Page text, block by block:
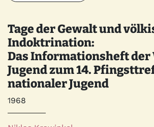
Tage der Gewalt und
Indoktrination:
Das Informationsheft
Jugend zum 14.
nationaler Jugend
Jahr
1968